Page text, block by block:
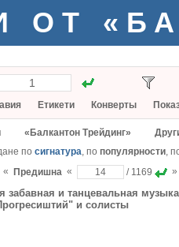
ОТ
Етикети Конверты
«Балкантон Трейдинг»
по сигнатура, по популярности,
« Предишна « / 1169 »
забавная и танцевальная
и солисты